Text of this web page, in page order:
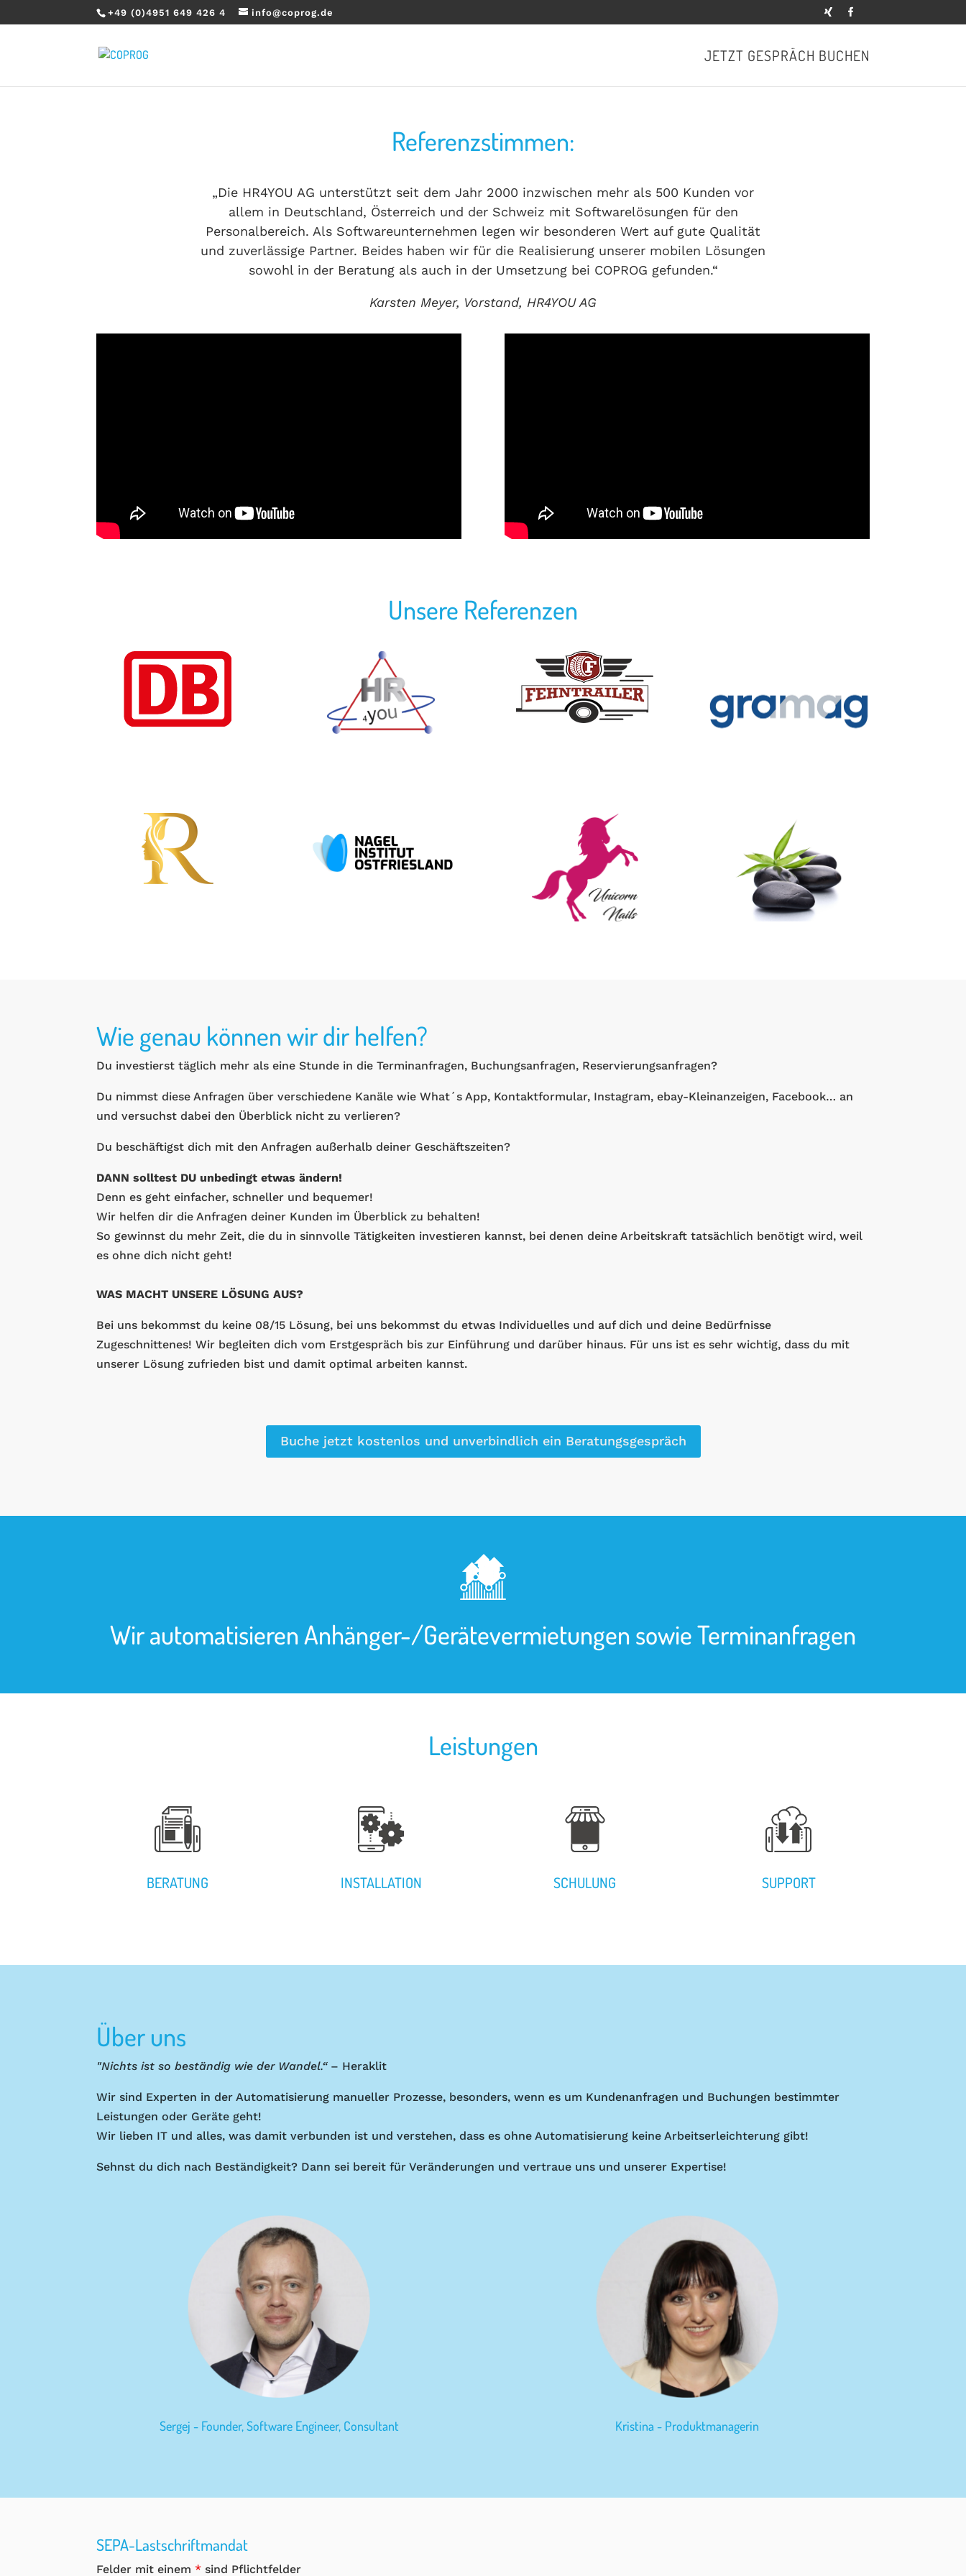
+49 (0)4951 649 426 4 info@coprog.de
JETZT GESPRÄCH BUCHEN
Referenzstimmen:
„Die HR4YOU AG unterstützt seit dem Jahr 2000 inzwischen mehr als 500 Kunden vor
allem in Deutschland, Österreich und der Schweiz mit Softwarelösungen für den
Personalbereich. Als Softwareunternehmen legen wir besonderen Wert auf gute Qualität
und zuverlässige Partner. Beides haben wir für die Realisierung unserer mobilen Lösungen
sowohl in der Beratung als auch in der Umsetzung bei COPROG gefunden.“
Karsten Meyer, Vorstand, HR4YOU AG
Unsere Referenzen
Wie genau können wir dir helfen?
Du investierst täglich mehr als eine Stunde in die Terminanfragen, Buchungsanfragen, Reservierungsanfragen?
Du nimmst diese Anfragen über verschiedene Kanäle wie What´s App, Kontaktformular, Instagram, ebay-Kleinanzeigen, Facebook… an
und versuchst dabei den Überblick nicht zu verlieren?
Du beschäftigst dich mit den Anfragen außerhalb deiner Geschäftszeiten?
DANN solltest DU unbedingt etwas ändern!
Denn es geht einfacher, schneller und bequemer!
Wir helfen dir die Anfragen deiner Kunden im Überblick zu behalten!
So gewinnst du mehr Zeit, die du in sinnvolle Tätigkeiten investieren kannst, bei denen deine Arbeitskraft tatsächlich benötigt wird, weil
es ohne dich nicht geht!
WAS MACHT UNSERE LÖSUNG AUS?
Bei uns bekommst du keine 08/15 Lösung, bei uns bekommst du etwas Individuelles und auf dich und deine Bedürfnisse
Zugeschnittenes! Wir begleiten dich vom Erstgespräch bis zur Einführung und darüber hinaus. Für uns ist es sehr wichtig, dass du mit
unserer Lösung zufrieden bist und damit optimal arbeiten kannst.
Buche jetzt kostenlos und unverbindlich ein Beratungsgespräch
Wir automatisieren Anhänger-/Gerätevermietungen sowie Terminanfragen
Leistungen
BERATUNG INSTALLATION SCHULUNG SUPPORT
Über uns
"Nichts ist so beständig wie der Wandel.“– Heraklit
Wir sind Experten in der Automatisierung manueller Prozesse, besonders, wenn es um Kundenanfragen und Buchungen bestimmter
Leistungen oder Geräte geht!
Wir lieben IT und alles, was damit verbunden ist und verstehen, dass es ohne Automatisierung keine Arbeitserleichterung gibt!
Sehnst du dich nach Beständigkeit? Dann sei bereit für Veränderungen und vertraue uns und unserer Expertise!
Sergej - Founder, Software Engineer, Consultant Kristina - Produktmanagerin
SEPA-Lastschriftmandat
Felder mit einem * sind Pflichtfelder